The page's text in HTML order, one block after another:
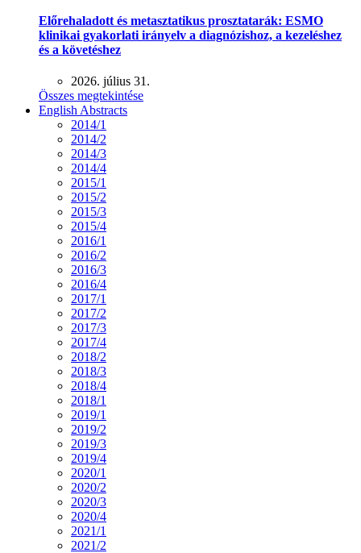
Előrehaladott és metasztatikus prosztatarák: ESMO
klinikai gyakorlati irányelv a diagnózishoz, a kezeléshez
és a követéshez
2026. július 31.
Összes megtekintése
English Abstracts
2014/1
2014/2
2014/3
2014/4
2015/1
2015/2
2015/3
2015/4
2016/1
2016/2
2016/3
2016/4
2017/1
2017/2
2017/3
2017/4
2018/2
2018/3
2018/4
2018/1
2019/1
2019/2
2019/3
2019/4
2020/1
2020/2
2020/3
2020/4
2021/1
2021/2